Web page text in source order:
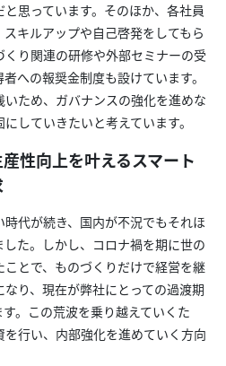
思っています。そのほか、各社員
キルアップや自己啓発をしてもら
り関連の研修や外部セミナーの受
への報奨金制度も設けています。
ため、ガバナンスの強化を進めな
していきたいと考えています。
性向上を叶えるスマート
代が続き、国内が不況でもそれほ
た。しかし、コロナ禍を期に世の
とで、ものづくりだけで経営を継
り、現在が弊社にとっての過渡期
。この荒波を乗り越えていくた
行い、内部強化を進めていく方向